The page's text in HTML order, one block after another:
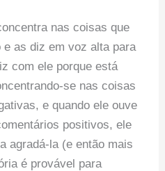
nas coisas que
as diz em voz alta para
com ele porque está
se nas coisas
e quando ele ouve
positivos, ele
agradá-la (e então mais
é provável para